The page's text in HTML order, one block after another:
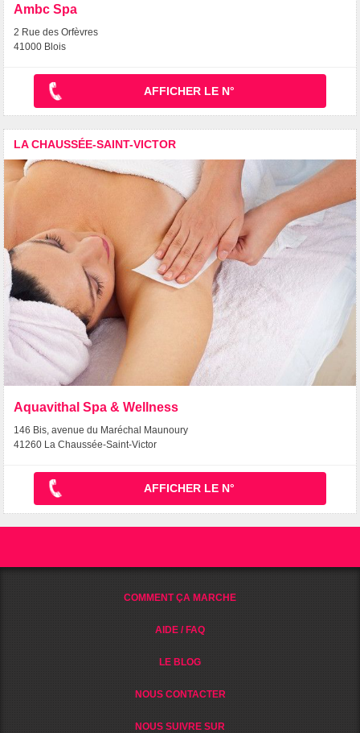
Ambc Spa
2 Rue des Orfèvres
41000 Blois
AFFICHER LE N°
LA CHAUSSÉE-SAINT-VICTOR
Aquavithal Spa & Wellness
146 Bis, avenue du Maréchal Maunoury
41260 La Chaussée-Saint-Victor
AFFICHER LE N°
COMMENT ÇA MARCHE
AIDE / FAQ
LE BLOG
NOUS CONTACTER
NOUS SUIVRE SUR